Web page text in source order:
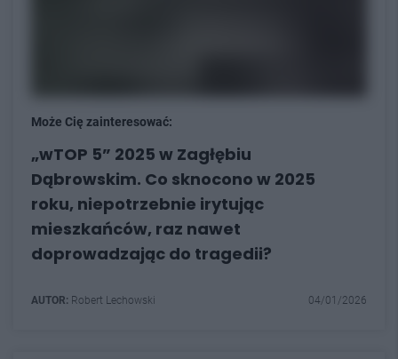
Może Cię zainteresować:
„wTOP 5” 2025 w Zagłębiu
Dąbrowskim. Co sknocono w 2025
roku, niepotrzebnie irytując
mieszkańców, raz nawet
doprowadzając do tragedii?
AUTOR: Robert Lechowski 04/01/2026